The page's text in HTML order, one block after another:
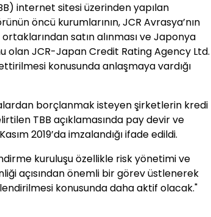
internet sitesi üzerinden yapılan
öncü kurumlarının, JCR Avrasya’nın
satın alınması ve Japonya
olan JCR-Japan Credit Rating Agency Ltd.
konusunda anlaşmaya vardığı
borçlanmak isteyen şirketlerin kredi
TBB açıklamasında pay devir ve
2019’da imzalandığı ifade edildi.
kuruluşu özellikle risk yönetimi ve
açısından önemli bir görev üstlenerek
konusunda daha aktif olacak."